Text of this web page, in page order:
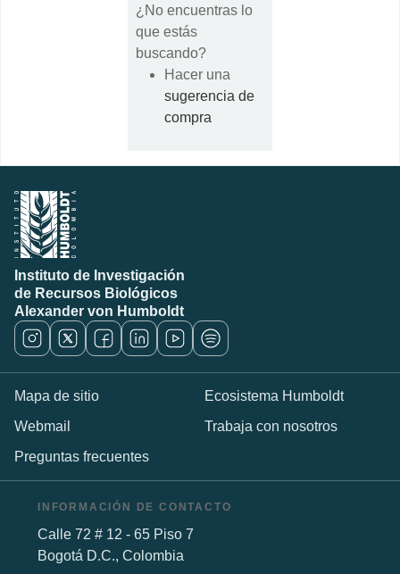
¿No encuentras lo
que estás
buscando?
Hacer una
sugerencia de
compra
Instituto de Investigación
de Recursos Biológicos
Alexander von Humboldt
Mapa de sitio
Ecosistema Humboldt
Webmail
Trabaja con nosotros
Preguntas frecuentes
INFORMACIÓN DE CONTACTO
Calle 72 # 12 - 65 Piso 7
Bogotá D.C., Colombia